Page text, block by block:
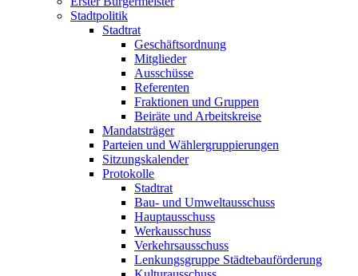
Stadtpolitik
Stadtrat
Geschäftsordnung
Mitglieder
Ausschüsse
Referenten
Fraktionen und Gruppen
Beiräte und Arbeitskreise
Mandatsträger
Parteien und Wählergruppierungen
Sitzungskalender
Protokolle
Stadtrat
Bau- und Umweltausschuss
Hauptausschuss
Werkausschuss
Verkehrsausschuss
Lenkungsgruppe Städtebauförderung